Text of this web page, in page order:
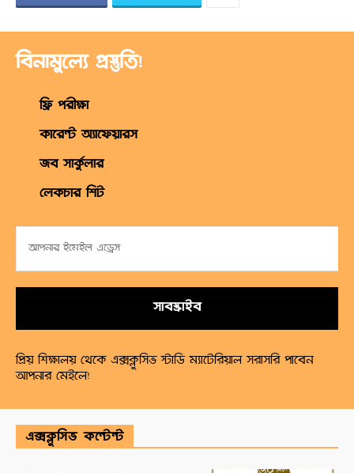
বিনামুল্যে প্রস্তুতি!
ফ্রি পরীক্ষা
কারেন্ট অ্যাফেয়ারস
জব সার্কুলার
লেকচার শিট
সাবস্ক্রাইব
প্রিয় শিক্ষালয় থেকে এক্সক্লুসিভ স্টাডি ম্যাটেরিয়াল সরাসরি পাবেন
আপনার মেইলে!
এক্সক্লুসিভ কন্টেন্ট